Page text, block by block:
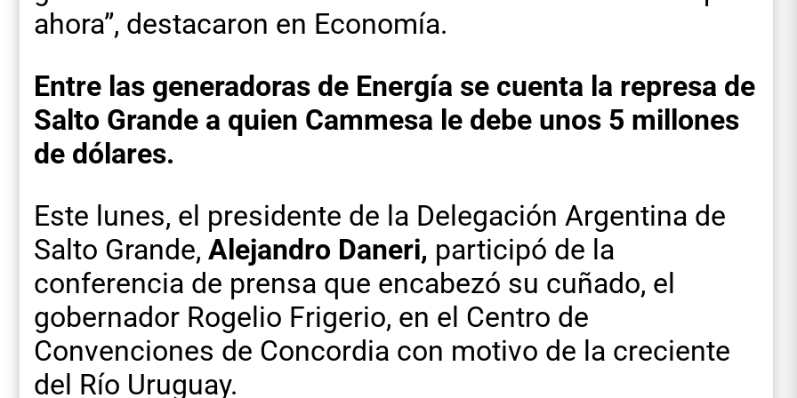
ahora”, destacaron en Economía.
Entre las generadoras de Energía se cuenta la represa de
Salto Grande a quien Cammesa le debe unos 5 millones
de dólares.
Este lunes, el presidente de la Delegación Argentina de
Salto Grande, Alejandro Daneri, participó de la
conferencia de prensa que encabezó su cuñado, el
gobernador Rogelio Frigerio, en el Centro de
Convenciones de Concordia con motivo de la creciente
del Río Uruguay.